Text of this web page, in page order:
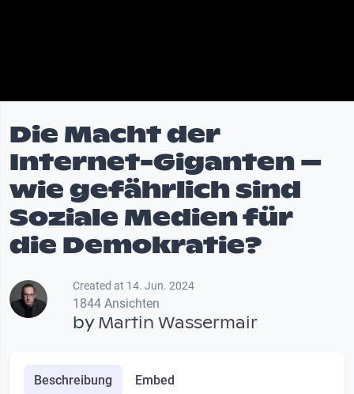
Die Macht der
Internet-Giganten –
wie gefährlich sind
Soziale Medien für
die Demokratie?
Created at 14. Jun. 2024
1844 Ansichten
byMartin Wassermair
Beschreibung Embed